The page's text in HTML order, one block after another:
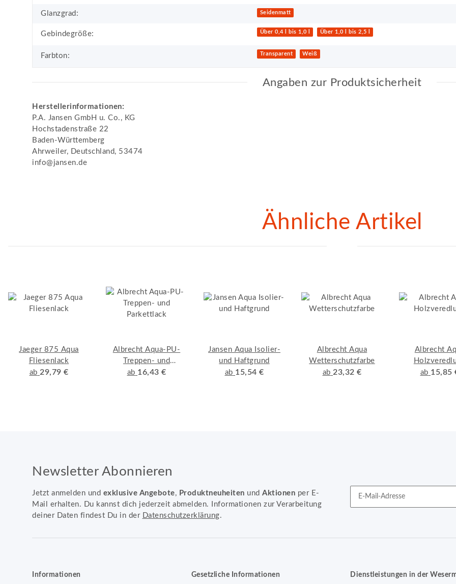
Glanzgrad: Seidenmatt
Gebindegröße: Über 0,4 l bis 1,0 l Über 1,0 l bis 2,5 l
Farbton: Transparent Weiß
Angaben zur Produktsicherheit
Herstellerinformationen:
P.A. Jansen GmbH u. Co., KG
Hochstadenstraße 22
Baden-Württemberg
Ahrweiler, Deutschland, 53474
info@jansen.de
Ähnliche Artikel
Jaeger 875 Aqua
Fliesenlack
ab 29,79 €
Albrecht Aqua-PU-
Treppen- und
Parkettlack
ab 16,43 €
Jansen Aqua Isolier-
und Haftgrund
ab 15,54 €
Albrecht Aqua
Wetterschutzfarbe
ab 23,32 €
Albrecht
ab 15,85
Newsletter Abonnieren
Jetzt anmelden und exklusive Angebote, Produktneuheiten und Aktionen per E-
Mail erhalten. Du kannst dich jederzeit abmelden. Informationen zur Verarbeitung
deiner Daten findest Du in der Datenschutzerklärung.
Informationen Gesetzliche Informationen Dienstleistungen in der